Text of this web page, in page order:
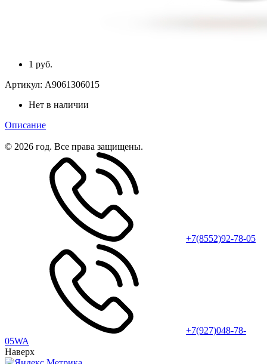
1 руб.
Артикул: A9061306015
Нет в наличии
Описание
© 2026 год. Все права защищены.
+7(8552)92-78-05
+7(927)048-78-
05WA
Наверх